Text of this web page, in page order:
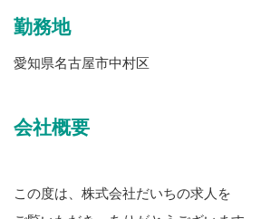
勤務地
愛知県名古屋市中村区
会社概要
この度は、株式会社だいちの求人を